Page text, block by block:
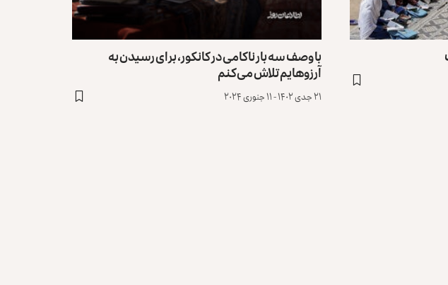
با وصف سه بار ناکامی در کانکور، برای رسیدن به
آرزوهایم تلاش می‌کنم
۲۱ جدی ۱۴۰۲ - ۱۱ جنوری ۲۰۲۴